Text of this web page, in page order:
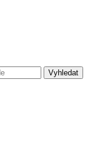
Vyhledat